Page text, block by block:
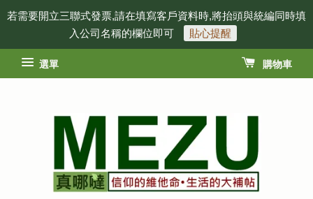
若需要開立三聯式發票,請在填寫客戶資料時,將抬頭與統編同時填
入公司名稱的欄位即可
貼心提醒
選單 購物車